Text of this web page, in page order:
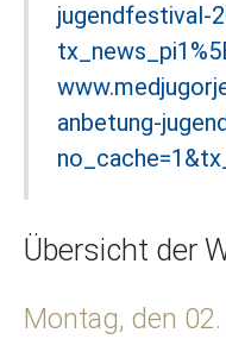
jugendfestival-
anbetung-
Übersicht der
Montag, den